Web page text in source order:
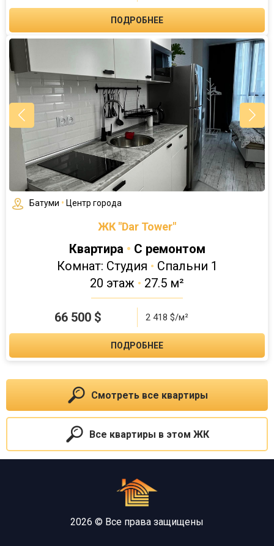
ПОДРОБНЕЕ
Батуми • Центр города
ЖК "Dar Tower"
Квартира • С ремонтом
Комнат: Студия • Спальни 1
20 этаж • 27.5 м²
66 500$ 2 418 $/м²
ПОДРОБНЕЕ
Смотреть все квартиры
Все квартиры в этом ЖК
2026 © Все права защищены